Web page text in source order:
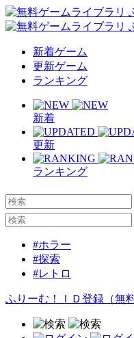
新着ゲーム
更新ゲーム
ランキング
新着
更新
ランキング
#ホラー
#探索
#レトロ
ふりーむ！ＩＤ登録（無料